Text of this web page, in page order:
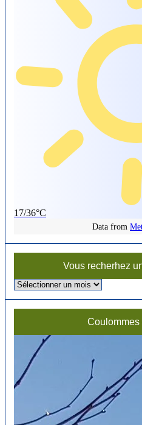
17/36°C
Data from
Vous recherhez
Vous
Coulommes